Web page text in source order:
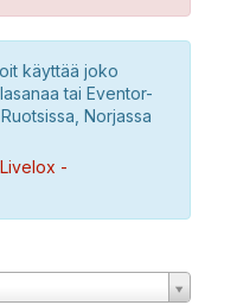
käyttää joko
tai Eventor-
Norjassa
Livelox -